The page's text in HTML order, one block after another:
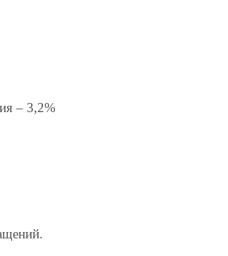
– 3,2%